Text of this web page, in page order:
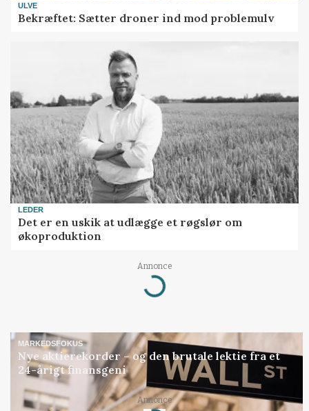
ULVE
Bekræftet: Sætter droner ind mod problemulv
LEDER
Det er en uskik at udlægge et røgslør om
økoproduktion
Annonce
Loading...
MARKEDSFOKUS
Nye aktierekorder – og den brutale lektie fra et
24-årigt finansgeni
Annonce